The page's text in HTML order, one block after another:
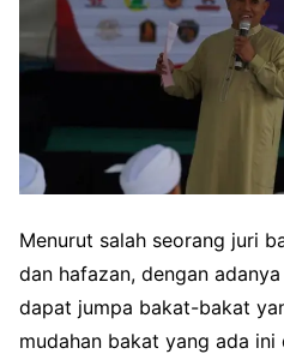
Menurut salah seorang juri
dan hafazan, dengan
dapat jumpa bakat-bakat
mudahan bakat yang ada